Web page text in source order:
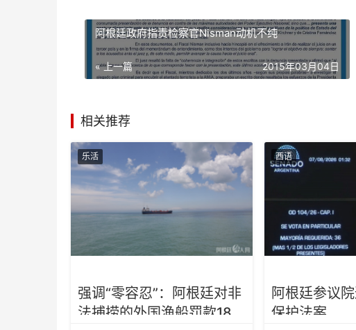
阿根廷政府指责检察官Nisman动机不纯
« 上一篇 2015年03月04日
相关推荐
乐活
强调“零容忍”：阿根廷对非
法捕捞的外国渔船罚款18亿
西语
阿根廷参议
保护法案